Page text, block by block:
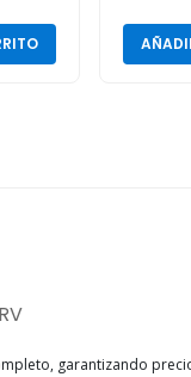
garantizando